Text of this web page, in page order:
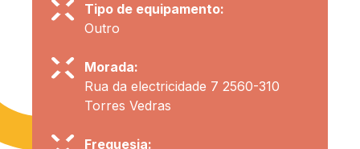
Tipo de equipamento:
Outro
Morada:
Rua da electricidade 7 2560-310
Torres Vedras
Freguesia: